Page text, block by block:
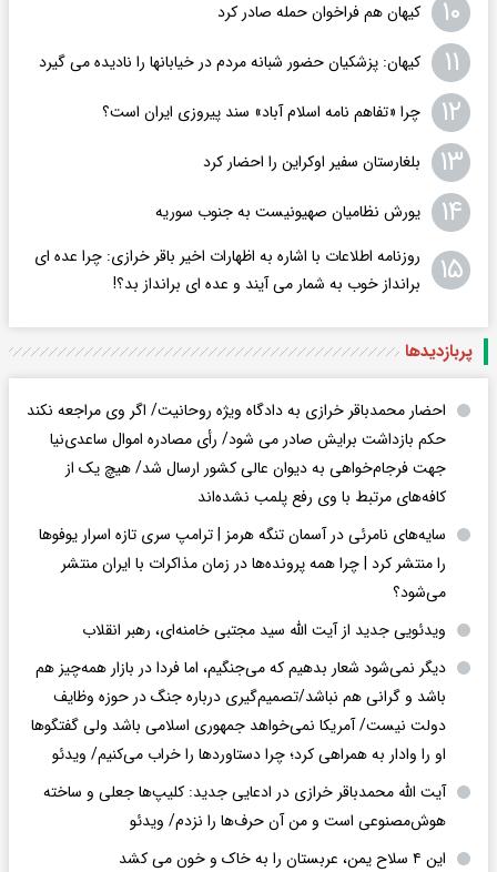
۱۰ کیهان هم فراخوان حمله صادر کرد
۱۱ کیهان: پزشکیان حضور شبانه مردم در خیابانها را نادیده می گیرد
۱۲ چرا «تفاهم نامه اسلام آباد» سند پیروزی ایران است؟
۱۳ بلغارستان سفیر اوکراین را احضار کرد
۱۴ یورش نظامیان صهیونیست به جنوب سوریه
۱۵
روزنامه اطلاعات با اشاره به اظهارات اخیر باقر خرازی: چرا عده ای
برانداز خوب به شمار می آیند و عده ای برانداز بد؟!
پربازدید‌ها
احضار محمدباقر خرازی به دادگاه ویژه روحانیت/ اگر وی مراجعه نکند
حکم بازداشت برایش صادر می شود/ رأی مصادره اموال ساعدی‌نیا
جهت فرجام‌خواهی به دیوان عالی کشور ارسال شد/ هیچ یک از
کافه‌های مرتبط با وی رفع پلمب نشده‌اند
سایه‌های نامرئی در آسمان تنگه هرمز | ترامپ سری تازه اسرار یوفوها
را منتشر کرد | چرا همه پرونده‌ها در زمان مذاکرات با ایران منتشر
می‌شود؟
ویدئویی جدید از آیت الله سید مجتبی خامنه‌ای، رهبر انقلاب
دیگر نمی‌شود شعار بدهیم که می‌جنگیم، اما فردا در بازار همه‌چیز هم
باشد و گرانی هم نباشد/تصمیم‌گیری درباره جنگ در حوزه وظایف
دولت نیست/ آمریکا نمی‌خواهد جمهوری اسلامی باشد ولی گفتگوها
او را وادار به همراهی کرد؛ چرا دستاوردها را خراب می‌کنیم/ ویدئو
آیت الله محمدباقر خرازی در ادعایی جدید: کلیپ‌ها جعلی و ساخته
هوش‌مصنوعی است و من آن حرف‌ها را نزدم/ ویدئو
این ۴ سلاح یمن، عربستان را به خاک و خون می کشد